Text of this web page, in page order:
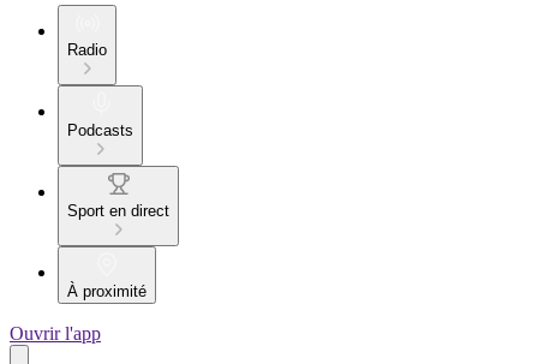
Radio
Podcasts
Sport en direct
À proximité
Ouvrir l'app